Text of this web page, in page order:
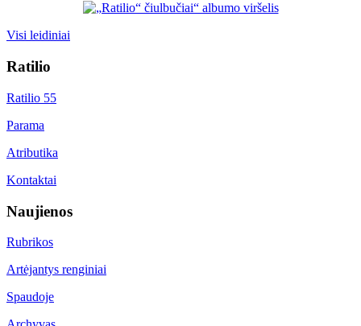
Visi leidiniai
Ratilio
Ratilio 55
Parama
Atributika
Kontaktai
Naujienos
Rubrikos
Artėjantys renginiai
Spaudoje